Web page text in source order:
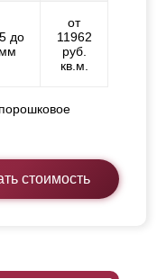
до
от
11962
руб.
кв.м.
стоимость